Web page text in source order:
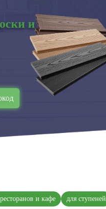
и
и кафе для ступеней